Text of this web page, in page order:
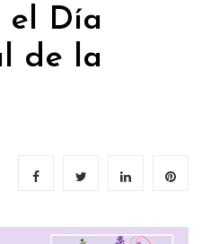
el Día
de la